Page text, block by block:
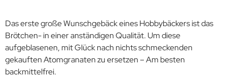
Das erste große Wunschgebäck eines Hobbybäckers ist das
Brötchen- in einer anständigen Qualität. Um diese
aufgeblasenen, mit Glück nach nichts schmeckenden
gekauften Atomgranaten zu ersetzen – Am besten
backmittelfrei.